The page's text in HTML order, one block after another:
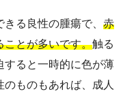
る良性の腫瘍で、 赤
ことが多いです。触る
すると一時的に色が薄
のものもあれば、成人